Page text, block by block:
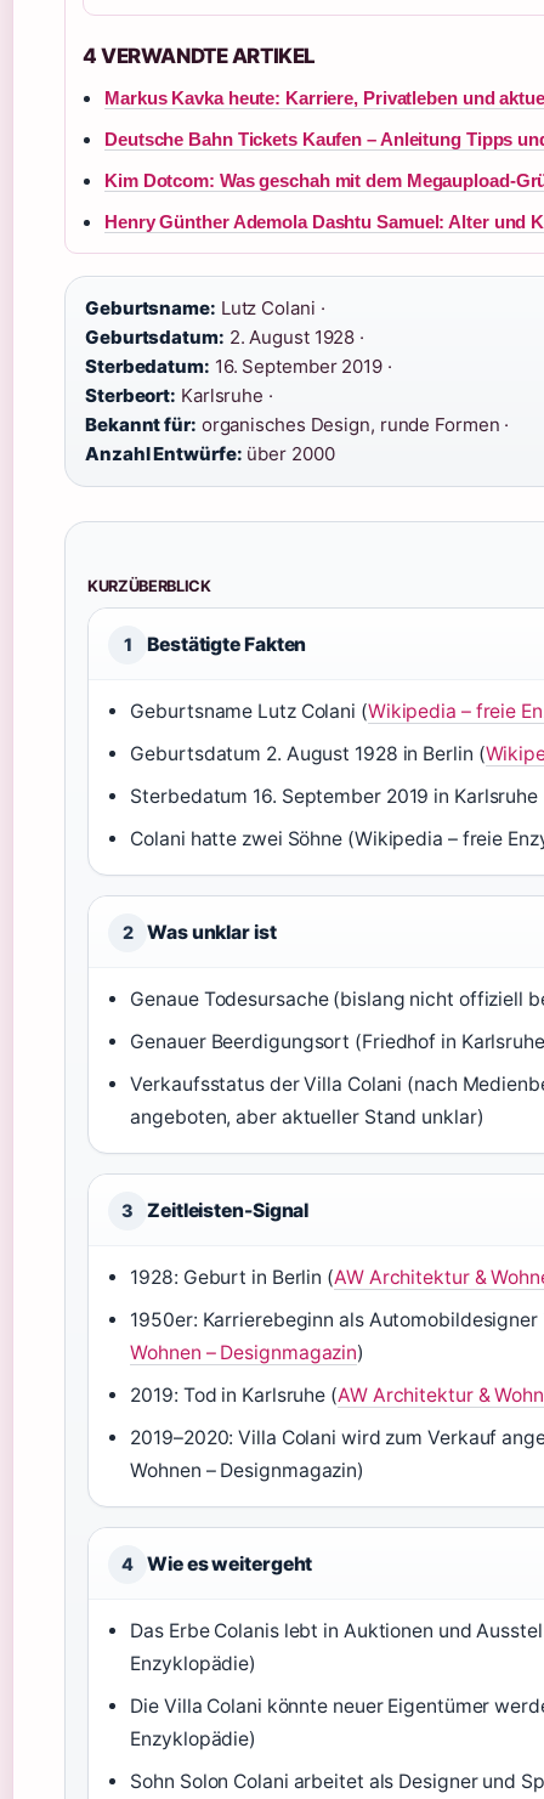
4 VERWANDTE ARTIKEL
Markus Kavka heute: Karriere, Privatleben und
Deutsche Bahn Tickets Kaufen – Anleitung Tipps
Kim Dotcom: Was geschah mit dem Megaupload-
Henry Günther Ademola Dashtu Samuel: Alter und
Geburtsname: Lutz Colani ·
Geburtsdatum: 2. August 1928 ·
Sterbedatum: 16. September 2019 ·
Sterbeort: Karlsruhe ·
Bekannt für: organisches Design, runde Formen ·
Anzahl Entwürfe: über 2000
KURZÜBERBLICK
1 Bestätigte Fakten
Geburtsname Lutz Colani (Wikipedia – freie
Geburtsdatum 2. August 1928 in Berlin (
Sterbedatum 16. September 2019 in Karlsruhe
Colani hatte zwei Söhne (Wikipedia – freie
2 Was unklar ist
Genaue Todesursache (bislang nicht offiziell
Genauer Beerdigungsort (Friedhof in
Verkaufsstatus der Villa Colani (nach
angeboten, aber aktueller Stand unklar)
3 Zeitleisten-Signal
1928: Geburt in Berlin (AW Architektur &
1950er: Karrierebeginn als Automobildesigner
Wohnen – Designmagazin)
2019: Tod in Karlsruhe (AW Architektur &
2019–2020: Villa Colani wird zum Verkauf
Wohnen – Designmagazin)
4 Wie es weitergeht
Das Erbe Colanis lebt in Auktionen und
Enzyklopädie)
Die Villa Colani könnte neuer Eigentümer
Enzyklopädie)
Sohn Solon Colani arbeitet als Designer und